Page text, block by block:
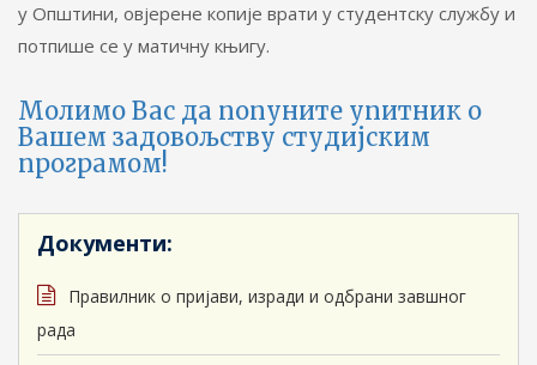
у Општини, овјерене копије врати у студентску службу и
потпише се у матичну књигу.
Молимо Вас да попуните упитник о
Вашем задовољству студијским
програмом!
Документи:
Правилник о пријави, изради и одбрани завшног
рада